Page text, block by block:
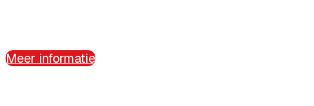
Meer informatie